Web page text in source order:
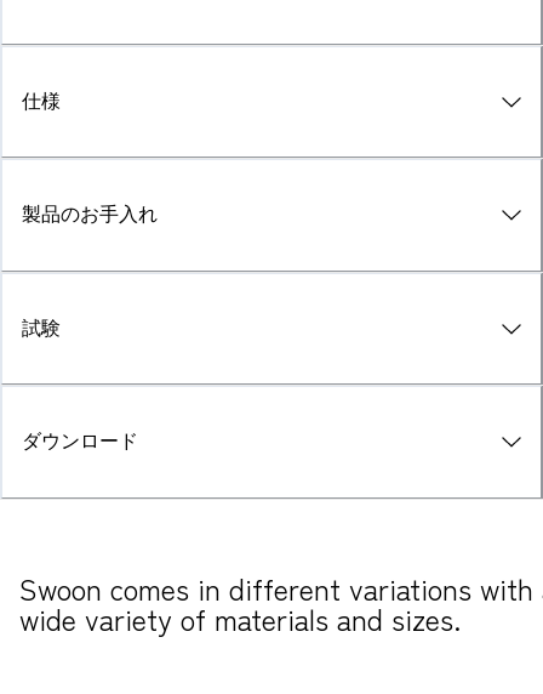
仕様
製品のお手入れ
試験
ダウンロード
Swoon comes in different variations with
wide variety of materials and sizes.